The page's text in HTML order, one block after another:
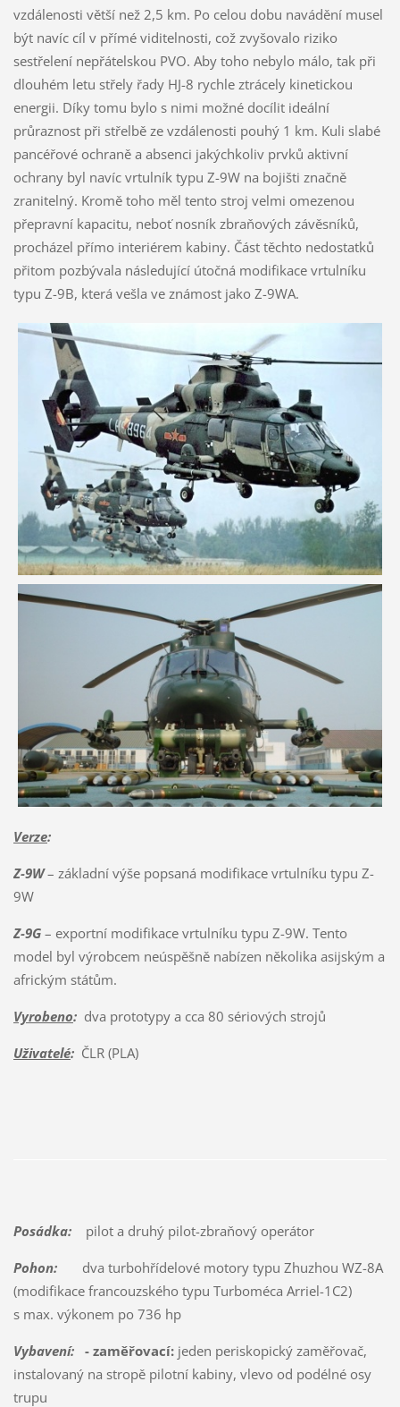
vzdálenosti větší než 2,5 km. Po celou dobu navádění musel
být navíc cíl v přímé viditelnosti, což zvyšovalo riziko
sestřelení nepřátelskou PVO. Aby toho nebylo málo, tak při
dlouhém letu střely řady HJ-8 rychle ztrácely kinetickou
energii. Díky tomu bylo s nimi možné docílit ideální
průraznost při střelbě ze vzdálenosti pouhý 1 km. Kuli slabé
pancéřové ochraně a absenci jakýchkoliv prvků aktivní
ochrany byl navíc vrtulník typu Z-9W na bojišti značně
zranitelný. Kromě toho měl tento stroj velmi omezenou
přepravní kapacitu, neboť nosník zbraňových závěsníků,
procházel přímo interiérem kabiny. Část těchto nedostatků
přitom pozbývala následující útočná modifikace vrtulníku
typu Z-9B, která vešla ve známost jako Z-9WA.
Verze:
Z-9W– základní výše popsaná modifikace vrtulníku typu Z-
9W
Z-9G– exportní modifikace vrtulníku typu Z-9W. Tento
model byl výrobcem neúspěšně nabízen několika asijským a
africkým státům.
Vyrobeno:dva prototypy a cca 80 sériových strojů
Uživatelé:ČLR (PLA)
Posádka:pilot a druhý pilot-zbraňový operátor
Pohon:dva turbohřídelové motory typu Zhuzhou WZ-8A
(modifikace francouzského typu Turboméca Arriel-1C2)
s max. výkonem po 736 hp
Vybavení: - zaměřovací:jeden periskopický zaměřovač,
instalovaný na stropě pilotní kabiny, vlevo od podélné osy
trupu